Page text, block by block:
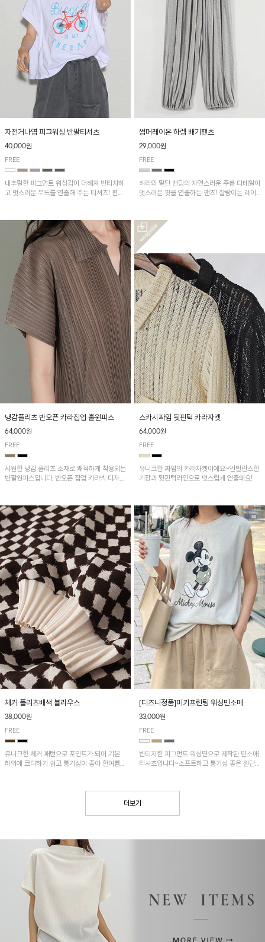
자전거나염 피그워싱 반팔티셔츠
40,000원
FREE
내추럴한 피그먼트 워싱감이 더해져 빈티지하
고 멋스러운 무드를 연출해 주는 티셔츠! 편안
썸머레이온 하렘 배기팬츠
29,000원
FREE
허리와 밑단 밴딩의 자연스러운 주름 디테일이
멋스러운 핏을 연출하는 팬츠! 찰랑이는 레이
기기 좋은 아이템입니다~
냉감플리츠 반오픈 카라집업 훌원피스
64,000원
FREE
시원한 냉감 플리츠 소재로 쾌적하게 착용되는
반팔원피스입니다. 반오픈 집업 카라넥 디자인
줘요~
스카시짜임 뒷핀턱 카라자켓
64,000원
FREE
유니크한 짜임의 카라자켓이에요~언발란스한
기장과 뒷핀턱라인으로 멋스럽게 연출돼요!
체커 플리츠배색 블라우스
38,000원
FREE
유니크한 체커 패턴으로 포인트가 되어 기본
하의에 코디하기 쉽고 통기성이 좋아 한여름에
[디즈니정품]미키프린팅 워싱민소매
33,000원
FREE
빈티지한 피그먼트 워싱면으로 제작된 민소매
티셔츠입니다~소프트하고 통기성 좋은 원단
더보기